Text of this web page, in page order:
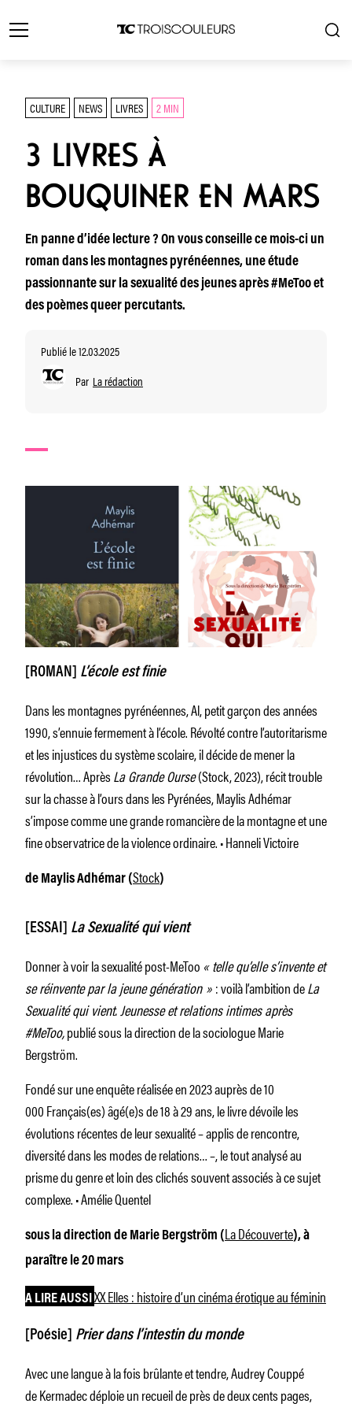
CULTURE NEWS LIVRES 2 MIN
3 LIVRES À
BOUQUINER EN MARS
En panne d’idée lecture ? On vous conseille ce mois-ci un
roman dans les montagnes pyrénéennes, une étude
passionnante sur la sexualité des jeunes après #MeToo et
des poèmes queer percutants.
Publié le 12.03.2025
Par La rédaction
[ROMAN] L’école est finie
Dans les montagnes pyrénéennes, Al, petit garçon des années
1990, s’ennuie fermement à l’école. Révolté contre l’autoritarisme
et les injustices du système scolaire, il décide de mener la
révolution… AprèsLa Grande Ourse(Stock, 2023), récit trouble
sur la chasse à l’ours dans les Pyrénées, Maylis Adhémar
s’impose comme une grande romancière de la montagne et une
fine observatrice de la violence ordinaire. • Hanneli Victoire
de Maylis Adhémar (Stock)
[ESSAI] La Sexualité qui vient
Donner à voir la sexualité post-MeToo « telle qu’elle s’invente et
se réinvente par la jeune génération »: voilà l’ambition deLa
Sexualité qui vient. Jeunesse et relations intimes après
#MeToo,publié sous la direction de la sociologue Marie
Bergström.
Fondé sur une enquête réalisée en 2023 auprès de 10
000 Français(es) âgé(e)s de 18 à 29 ans, le livre dévoile les
évolutions récentes de leur sexualité – applis de rencontre,
diversité dans les modes de relations… –, le tout analysé au
prisme du genre et loin des clichés souvent associés à ce sujet
complexe. • Amélie Quentel
sous la direction de Marie Bergström (La Découverte), à
paraître le 20 mars
A LIRE AUSSIXX Elles : histoire d’un cinéma érotique au féminin
[Poésie] Prier dans l’intestin du monde
Avec une langue à la fois brûlante et tendre, Audrey Couppé
de Kermadec déploie un recueil de près de deux cents pages,